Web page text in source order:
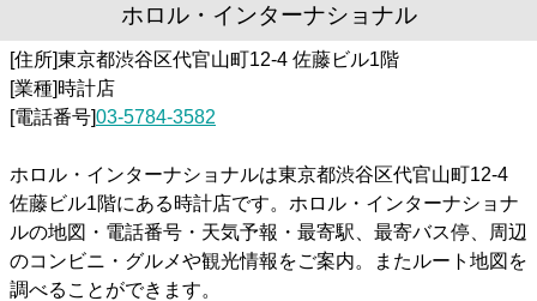
ホロル・インターナショナル
[住所]東京都渋谷区代官山町12-4 佐藤ビル1階
[業種]時計店
[電話番号]03-5784-3582
ホロル・インターナショナルは東京都渋谷区代官山町12-4
佐藤ビル1階にある時計店です。ホロル・インターナショナ
ルの地図・電話番号・天気予報・最寄駅、最寄バス停、周辺
のコンビニ・グルメや観光情報をご案内。またルート地図を
調べることができます。